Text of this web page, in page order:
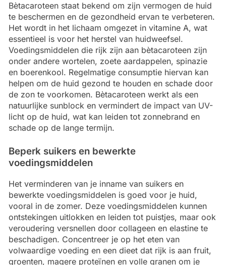
Bètacaroteen staat bekend om zijn vermogen de huid
te beschermen en de gezondheid ervan te verbeteren.
Het wordt in het lichaam omgezet in vitamine A, wat
essentieel is voor het herstel van huidweefsel.
Voedingsmiddelen die rijk zijn aan bètacaroteen zijn
onder andere wortelen, zoete aardappelen, spinazie
en boerenkool. Regelmatige consumptie hiervan kan
helpen om de huid gezond te houden en schade door
de zon te voorkomen. Bètacaroteen werkt als een
natuurlijke sunblock en vermindert de impact van UV-
licht op de huid, wat kan leiden tot zonnebrand en
schade op de lange termijn.
Beperk suikers en bewerkte
voedingsmiddelen
Het verminderen van je inname van suikers en
bewerkte voedingsmiddelen is goed voor je huid,
vooral in de zomer. Deze voedingsmiddelen kunnen
ontstekingen uitlokken en leiden tot puistjes, maar ook
veroudering versnellen door collageen en elastine te
beschadigen. Concentreer je op het eten van
volwaardige voeding en een dieet dat rijk is aan fruit,
groenten, magere proteïnen en volle granen om je